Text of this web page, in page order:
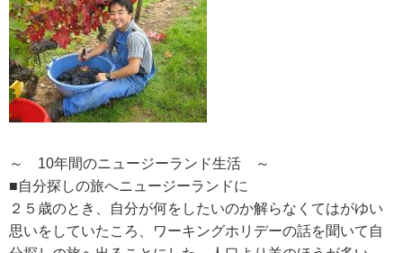
～ 10年間のニュージーランド生活 ～
■自分探しの旅へニュージーランドに
２５歳のとき、自分が何をしたいのか解らなくてはがゆい
思いをしていたころ、ワーキングホリデーの話を聞いて自